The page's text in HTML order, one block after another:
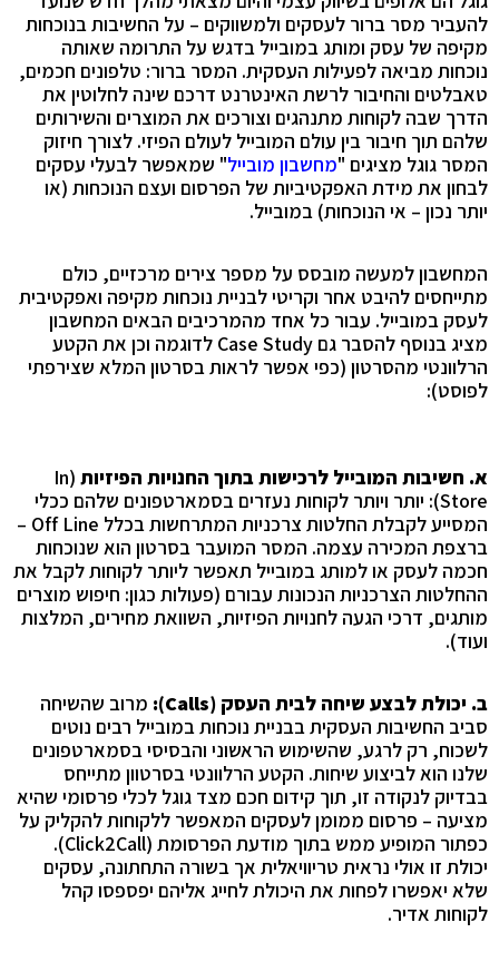
להעביר מסר ברור לעסקים ולמשווקים – על החשיבות בנוכחות
מקיפה של עסק ומותג במובייל בדגש על התרומה שאותה
נוכחות מביאה לפעילות העסקית. המסר ברור: טלפונים חכמים,
טאבלטים והחיבור לרשת האינטרנט דרכם שינה לחלוטין את
הדרך שבה לקוחות מתנהגים וצורכים את המוצרים והשירותים
שלהם תוך חיבור בין עולם המובייל לעולם הפיזי. לצורך חיזוק
המסר גוגל מציגים "מחשבון מובייל" שמאפשר לבעלי עסקים
לבחון את מידת האפקטיביות של הפרסום ועצם הנוכחות (או
יותר נכון – אי הנוכחות) במובייל.
המחשבון למעשה מובסס על מספר צירים מרכזיים, כולם
מתייחסים להיבט אחר וקריטי לבניית נוכחות מקיפה ואפקטיבית
לעסק במובייל. עבור כל אחד מהמרכיבים הבאים המחשבון
מציג בנוסף להסבר גם Case Study לדוגמה וכן את הקטע
הרלוונטי מהסרטון (כפי אפשר לראות בסרטון המלא שצירפתי
לפוסט):
א. חשיבות המובייל לרכישות בתוך החנויות הפיזיות (
In
Store): יותר ויותר לקוחות נעזרים בסמארטפונים שלהם ככלי
המסייע לקבלת החלטות צרכניות המתרחשות בכלל Off Line
–
ברצפת המכירה עצמה. המסר המועבר בסרטון הוא שנוכחות
חכמה לעסק או למותג במובייל תאפשר ליותר לקוחות לקבל את
ההחלטות הצרכניות הנכונות עבורם (פעולות כגון: חיפוש מוצרים
מותגים, דרכי הגעה לחנויות הפיזיות, השוואת מחירים, המלצות
ועוד).
ב. יכולת לבצע שיחה לבית העסק (Calls
): מרוב שהשיחה
סביב החשיבות העסקית בבניית נוכחות במובייל רבים נוטים
לשכוח, רק לרגע, שהשימוש הראשוני והבסיסי בסמארטפונים
שלנו הוא לביצוע שיחות. הקטע הרלוונטי בסרטוון מתייחס
בבדיוק לנקודה זו, תוך קידום חכם מצד גוגל לכלי פרסומי שהיא
מציעה – פרסום ממומן לעסקים המאפשר ללקוחות להקליק על
כפתור המופיע ממש בתוך מודעת הפרסומת (Click2Call
).
יכולת זו אולי נראית טריוויאלית אך בשורה התחתונה, עסקים
שלא יאפשרו לפחות את היכולת לחייג אליהם יפספסו קהל
לקוחות אדיר.